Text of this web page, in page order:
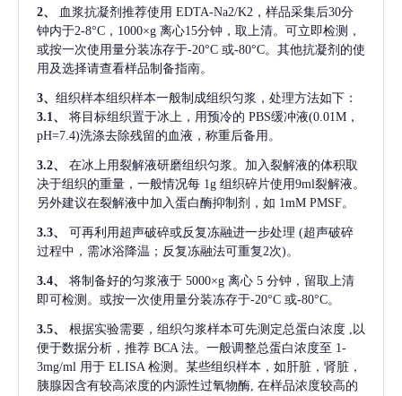
2、 血浆抗凝剂推荐使用 EDTA-Na2/K2，样品采集后30分
钟内于2-8°C，1000×g 离心15分钟，取上清。可立即检测，
或按一次使用量分装冻存于-20°C 或-80°C。其他抗凝剂的使
用及选择请查看样品制备指南。
3、 组织样本组织样本一般制成组织匀浆，处理方法如下：
3.1、
将目标组织置于冰上，用预冷的 PBS缓冲液(0.01M，
pH=7.4)洗涤去除残留的血液，称重后备用。
3.2、
在冰上用裂解液研磨组织匀浆。加入裂解液的体积取
决于组织的重量，一般情况每 1g 组织碎片使用9ml裂解液。
另外建议在裂解液中加入蛋白酶抑制剂，如 1mM PMSF。
3.3、 可再利用超声破碎或反复冻融进一步处理 (超声破碎
过程中，需冰浴降温；反复冻融法可重复2次)。
3.4、 将制备好的匀浆液于 5000×g 离心 5 分钟，留取上清
即可检测。或按一次使用量分装冻存于-20°C 或-80°C。
3.5、 根据实验需要，组织匀浆样本可先测定总蛋白浓度
,以
便于数据分析，推荐 BCA 法。一般调整总蛋白浓度至 1-
3mg/ml 用于 ELISA 检测。某些组织样本，如肝脏，肾脏，
胰腺因含有较高浓度的内源性过氧物酶, 在样品浓度较高的